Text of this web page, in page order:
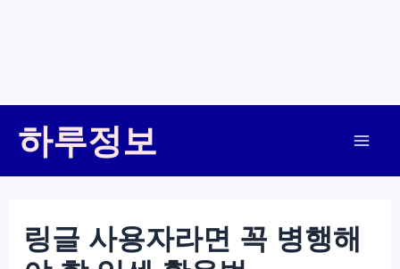
하루정보
링글 사용자라면 꼭 병행해